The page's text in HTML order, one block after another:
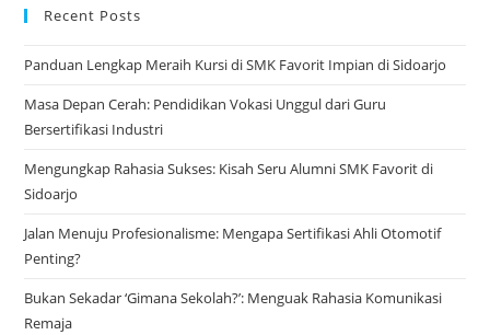
Recent Posts
Panduan Lengkap Meraih Kursi di SMK Favorit Impian di Sidoarjo
Masa Depan Cerah: Pendidikan Vokasi Unggul dari Guru
Bersertifikasi Industri
Mengungkap Rahasia Sukses: Kisah Seru Alumni SMK Favorit di
Sidoarjo
Jalan Menuju Profesionalisme: Mengapa Sertifikasi Ahli Otomotif
Penting?
Bukan Sekadar ‘Gimana Sekolah?’: Menguak Rahasia Komunikasi
Remaja